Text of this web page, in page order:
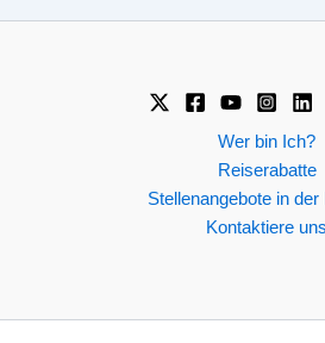
Wer bin Ich?
Reiserabatte
Stellenangebote in der
Kontaktiere uns